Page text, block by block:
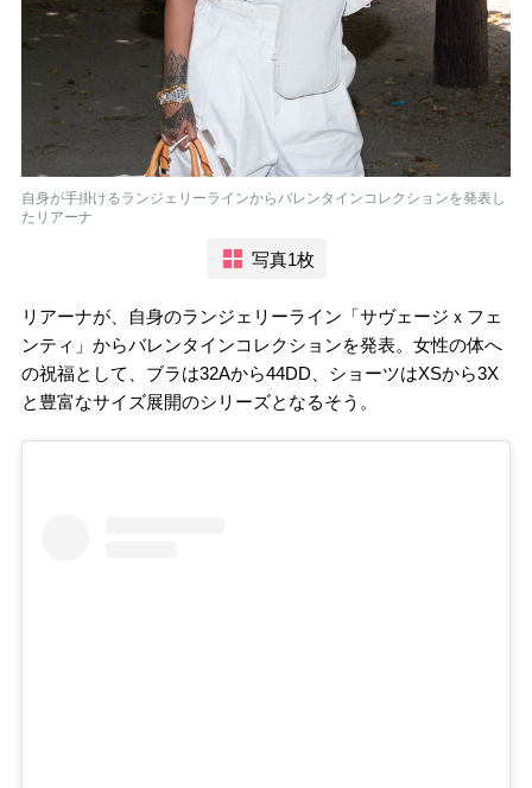
自身が手掛けるランジェリーラインからバレンタインコレクションを発表し
たリアーナ
写真1枚
リアーナが、自身のランジェリーライン「サヴェージｘフェ
ンティ」からバレンタインコレクションを発表。女性の体へ
の祝福として、ブラは32Aから44DD、ショーツはXSから3X
と豊富なサイズ展開のシリーズとなるそう。